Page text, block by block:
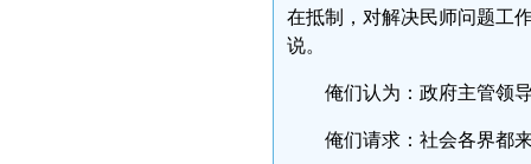
在抵制，对解决民师问题工
说。
俺们认为：政府主管领
俺们请求：社会各界都